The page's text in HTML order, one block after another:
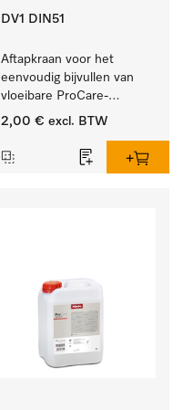
DV1 DIN51
Aftapkraan voor het
eenvoudig bijvullen van
vloeibare ProCare-
producten.
2,00 € excl. BTW